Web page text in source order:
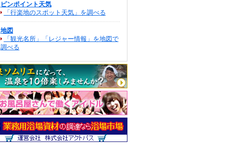
ピンポイント天気
「行楽地のスポット天気」を調べる
地図
「観光名所」「レジャー情報」を地図で
調べる